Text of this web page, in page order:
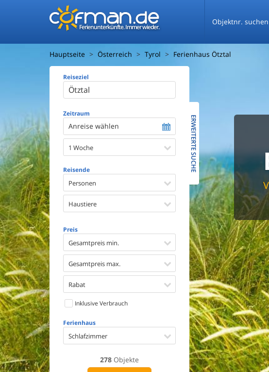
Ferienunterkünfte. Immer wieder.
Objektnr. suchen
Hauptseite Österreich Tyrol Ferienhaus Ötztal
Reiseziel
Zeitraum
Anreise wählen
1 Woche
Reisende
Personen
Haustiere
Preis
Gesamtpreis min.
Gesamtpreis max.
Rabat
Inklusive Verbrauch
Ferienhaus
Schlafzimmer
278 Objekte
Wasserblick
Ausstattung
Swimmingpool
Whirlpool
Sauna
Internet
Satelliten-/Kabel TV
Kaminofen
Geschirrspüler
Waschmaschine
Trockner
Nichtraucher
Spiel- und Sportzimmer
Barrierefrei
Gute Angelmöglichkeiten
Eingezäunter Bereich
Klimaanlage
Ladestation für Elektroauto
Klimafreundlich
ERWEITERTE SUCHE